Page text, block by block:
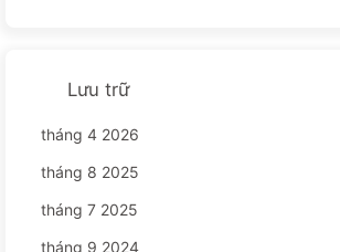
Lưu trữ
tháng 4 2026
tháng 8 2025
tháng 7 2025
tháng 9 2024